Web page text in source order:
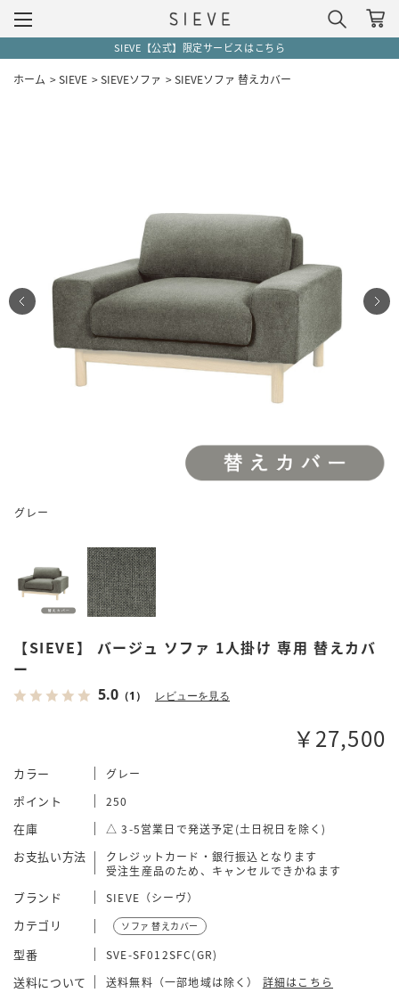
SIEVE【公式】限定サービスはこちら
ホーム >SIEVE >SIEVEソファ >SIEVEソファ 替えカバー
グレー
【SIEVE】 バージュ ソファ 1人掛け 専用 替えカバ
ー
5.0 （1） レビューを見る
￥27,500
カラー グレー
ポイント 250
在庫 △ 3-5営業日で発送予定(土日祝日を除く)
お支払い方法
クレジットカード・銀行振込となります
受注生産品のため、キャンセルできかねます
ブランド SIEVE（シーヴ）
カテゴリ ソファ 替えカバー
型番 SVE-SF012SFC(GR)
送料について 送料無料（一部地域は除く） 詳細はこちら